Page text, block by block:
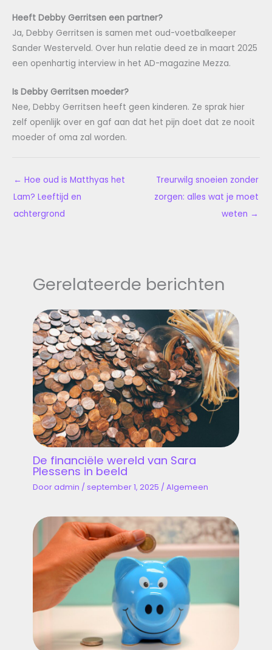
Heeft Debby Gerritsen een partner?
Ja, Debby Gerritsen is samen met oud-voetbalkeeper
Sander Westerveld. Over hun relatie deed ze in maart 2025
een openhartig interview in het AD-magazine Mezza.
Is Debby Gerritsen moeder?
Nee, Debby Gerritsen heeft geen kinderen. Ze sprak hier
zelf openlijk over en gaf aan dat het pijn doet dat ze nooit
moeder of oma zal worden.
← Hoe oud is Matthyas het
Lam? Leeftijd en
achtergrond
Treurwilg snoeien zonder
zorgen: alles wat je moet
weten →
Gerelateerde berichten
De financiële wereld van Sara
Plessens in beeld
Dooradmin /september 1, 2025 /Algemeen